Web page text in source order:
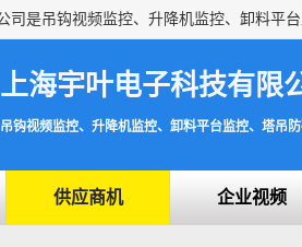
上海宇叶电子科技有限
吊钩视频监控、升降机监控、卸料平台监控、塔吊
供应商机 企业视频